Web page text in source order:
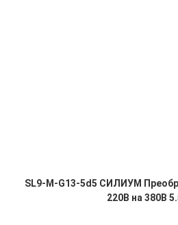
SL9-M-G13-5d5 СИЛИУМ
220В на 380В